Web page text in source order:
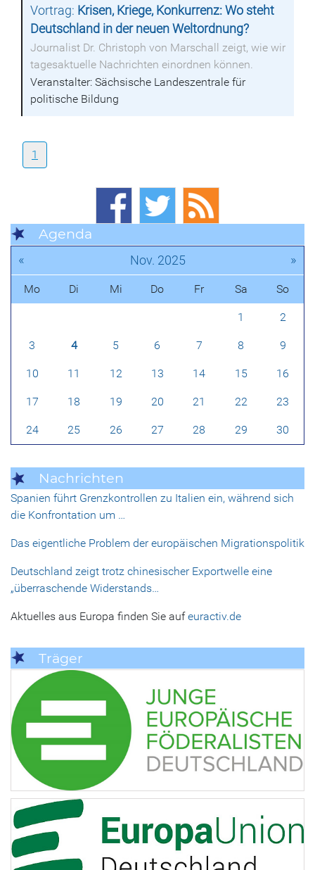
Vortrag: Krisen, Kriege, Konkurrenz: Wo steht
Deutschland in der neuen Weltordnung?
Journalist Dr. Christoph von Marschall zeigt, wie wir
tagesaktuelle Nachrichten einordnen können.
Veranstalter: Sächsische Landeszentrale für
politische Bildung
1
Agenda
« Nov. 2025 »
Mo Di Mi Do Fr Sa So
1 2
3 4 5 6 7 8 9
10 11 12 13 14 15 16
17 18 19 20 21 22 23
24 25 26 27 28 29 30
Nachrichten
Spanien führt Grenzkontrollen zu Italien ein, während sich
die Konfrontation um …
Das eigentliche Problem der europäischen Migrationspolitik
Deutschland zeigt trotz chinesischer Exportwelle eine
„überraschende Widerstands…
Aktuelles aus Europa finden Sie aufeuractiv.de
Träger